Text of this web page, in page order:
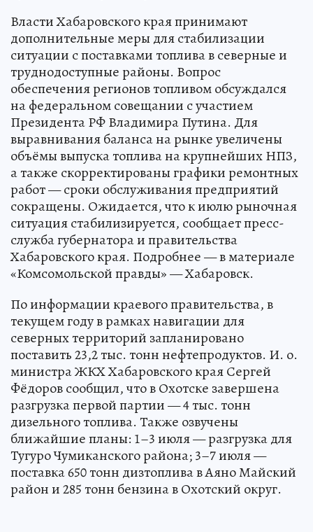
Власти Хабаровского края принимают
дополнительные меры для стабилизации
ситуации с поставками топлива в северные и
труднодоступные районы. Вопрос
обеспечения регионов топливом обсуждался
на федеральном совещании с участием
Президента РФ Владимира Путина. Для
выравнивания баланса на рынке увеличены
объёмы выпуска топлива на крупнейших НПЗ,
а также скорректированы графики ремонтных
работ — сроки обслуживания предприятий
сокращены. Ожидается, что к июлю рыночная
ситуация стабилизируется, сообщает пресс-
служба губернатора и правительства
Хабаровского края. Подробнее — в материале
«Комсомольской правды» — Хабаровск.
По информации краевого правительства, в
текущем году в рамках навигации для
северных территорий запланировано
поставить 23,2 тыс. тонн нефтепродуктов. И. о.
министра ЖКХ Хабаровского края Сергей
Фёдоров сообщил, что в Охотске завершена
разгрузка первой партии — 4 тыс. тонн
дизельного топлива. Также озвучены
ближайшие планы: 1–3 июля — разгрузка для
Тугуро Чумиканского района; 3–7 июля —
поставка 650 тонн дизтоплива в Аяно Майский
район и 285 тонн бензина в Охотский округ.